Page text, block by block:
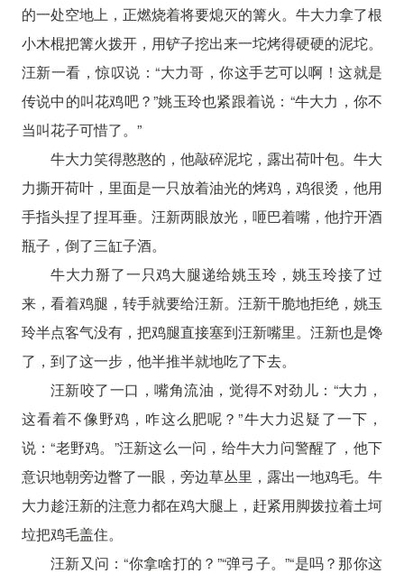
的一处空地上，正燃烧着将要熄灭的篝火。牛大力拿了根
小木棍把篝火拨开，用铲子挖出来一坨烤得硬硬的泥坨。
汪新一看，惊叹说：“大力哥，你这手艺可以啊！这就是
传说中的叫花鸡吧？”姚玉玲也紧跟着说：“牛大力，你不
当叫花子可惜了。”
牛大力笑得憨憨的，他敲碎泥坨，露出荷叶包。牛大
力撕开荷叶，里面是一只放着油光的烤鸡，鸡很烫，他用
手指头捏了捏耳垂。汪新两眼放光，咂巴着嘴，他拧开酒
瓶子，倒了三缸子酒。
牛大力掰了一只鸡大腿递给姚玉玲，姚玉玲接了过
来，看着鸡腿，转手就要给汪新。汪新干脆地拒绝，姚玉
玲半点客气没有，把鸡腿直接塞到汪新嘴里。汪新也是馋
了，到了这一步，他半推半就地吃了下去。
汪新咬了一口，嘴角流油，觉得不对劲儿：“大力，
这看着不像野鸡，咋这么肥呢？”牛大力迟疑了一下，
说：“老野鸡。”汪新这么一问，给牛大力问警醒了，他下
意识地朝旁边瞥了一眼，旁边草丛里，露出一地鸡毛。牛
大力趁汪新的注意力都在鸡大腿上，赶紧用脚拨拉着土坷
垃把鸡毛盖住。
汪新又问：“你拿啥打的？”“弹弓子。”“是吗？那你这